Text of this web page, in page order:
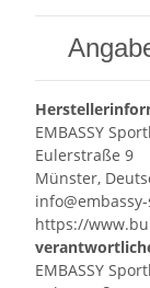
EMBASSY
Eulerstraße 9
Münster,
https://
EMBASSY